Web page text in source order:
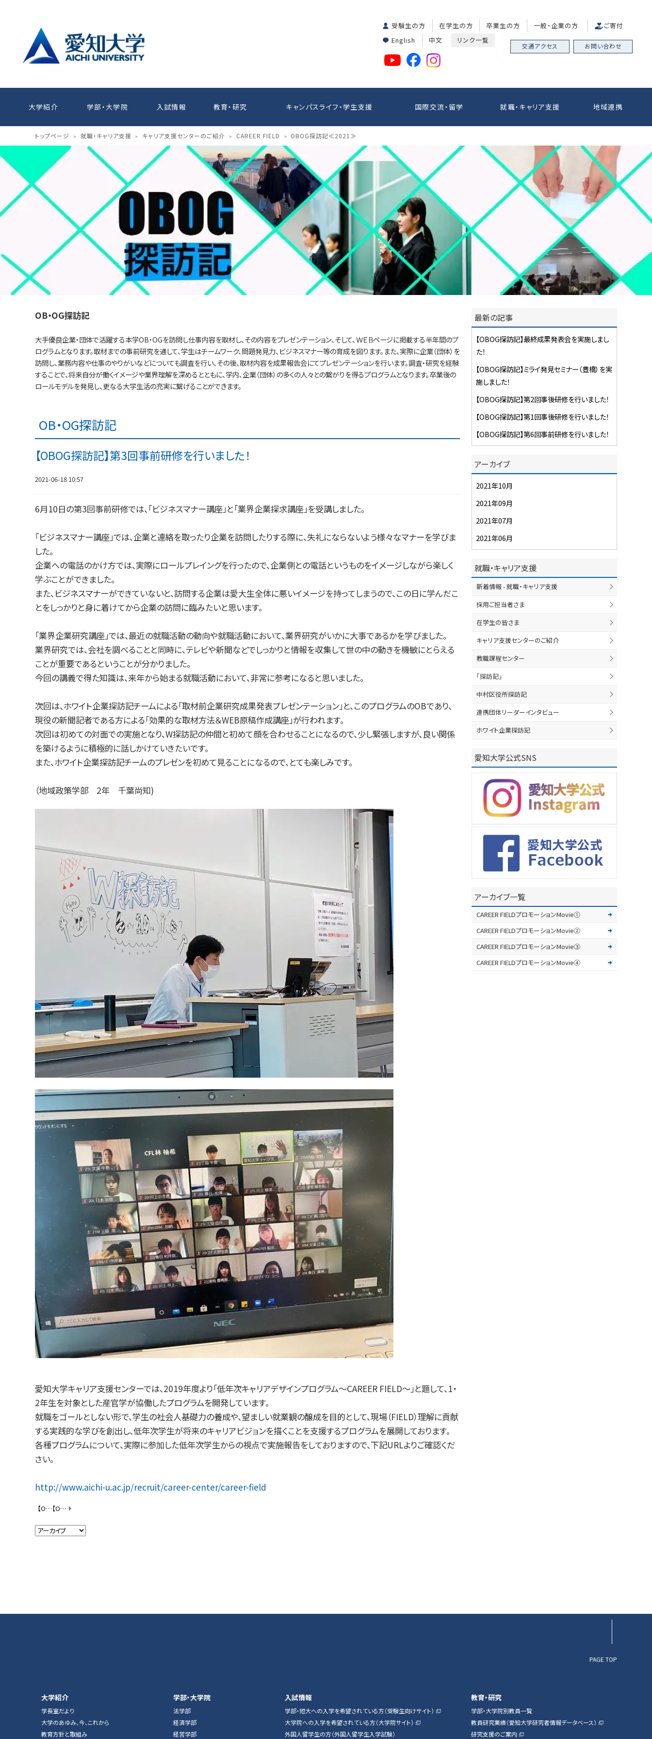
受験生の方 在学生の方 卒業生の方 一般・企業の方
ご寄付
English
中文 リンク一覧
交通アクセス お問い合わせ
大学紹介 学部・大学院 入試情報 教育・研究 キャンパスライフ・学生支援 国際交流・留学 就職・キャリア支援 地域連携
トップページ > 就職・キャリア支援 > キャリア支援センターのご紹介 > CAREER FIELD > OBOG探訪記≪2021≫
OB・OG探訪記
大手優良企業・団体で活躍する本学OB・OGを訪問し仕事内容を取材し、その内容をプレゼンテーション、そして、ＷＥＢページに掲載する半年間のプ
ログラムとなります。取材までの事前研究を通して、学生はチームワーク、問題発見力、ビジネスマナー等の育成を図ります。また、実際に企業（団体）を
訪問し、業務内容や仕事のやりがいなどについても調査を行い、その後、取材内容を成果報告会にてプレゼンテーションを行います。調査・研究を経験
することで、将来自分が働くイメージや業界理解を深めるとともに、学内、企業（団体）の多くの人々との繋がりを得るプログラムとなります。卒業後の
ロールモデルを発見し、更なる大学生活の充実に繋げることができます。
OB・OG探訪記
【OBOG探訪記】第3回事前研修を行いました！
2021-06-18 10:57
6月10日の第3回事前研修では、「ビジネスマナー講座」と「業界企業探求講座」を受講しました。
「ビジネスマナー講座」では、企業と連絡を取ったり企業を訪問したりする際に、失礼にならないよう様々なマナーを学びま
した。
企業への電話のかけ方では、実際にロールプレイングを行ったので、企業側との電話というものをイメージしながら楽しく
学ぶことができました。
また、ビジネスマナーができていないと、訪問する企業は愛大生全体に悪いイメージを持ってしまうので、この日に学んだこ
とをしっかりと身に着けてから企業の訪問に臨みたいと思います。
「業界企業研究講座」では、最近の就職活動の動向や就職活動において、業界研究がいかに大事であるかを学びました。
業界研究では、会社を調べることと同時に、テレビや新聞などでしっかりと情報を収集して世の中の動きを機敏にとらえる
ことが重要であるということが分かりました。
今回の講義で得た知識は、来年から始まる就職活動において、非常に参考になると思いました。
次回は、ホワイト企業探訪記チームによる「取材前企業研究成果発表プレゼンテーション」と、このプログラムのOBであり、
現役の新聞記者である方による「効果的な取材方法＆WEB原稿作成講座」が行われます。
次回は初めての対面での実施となり、W探訪記の仲間と初めて顔を合わせることになるので、少し緊張しますが、良い関係
を築けるように積極的に話しかけていきたいです。
また、ホワイト企業探訪記チームのプレゼンを初めて見ることになるので、とても楽しみです。
（地域政策学部 2年 千葉尚知)
愛知大学キャリア支援センターでは、2019年度より「低年次キャリアデザインプログラム～CAREER FIELD～」と題して、1・
2年生を対象とした産官学が協働したプログラムを開発しています。
就職をゴールとしない形で、学生の社会人基礎力の養成や、望ましい就業観の醸成を目的として、現場（FIELD）理解に貢献
する実践的な学びを創出し、低年次学生が将来のキャリアビジョンを描くことを支援するプログラムを展開しております。
各種プログラムについて、実際に参加した低年次学生からの視点で実施報告をしておりますので、下記URLよりご確認くだ
さい。
http://www.aichi-u.ac.jp/recruit/career-center/career-field
【OBOG探訪記】第2回事前研修を行いました！ 【OBOG探訪記】第4回事前研修を行いました！
最新の記事
【OBOG探訪記】最終成果発表会を実施しまし
た！
【OBOG探訪記】ミライ発見セミナー（豊橋）を実
施しました！
【OBOG探訪記】第2回事後研修を行いました！
【OBOG探訪記】第1回事後研修を行いました！
【OBOG探訪記】第6回事前研修を行いました！
アーカイブ
2021年10月
2021年09月
2021年07月
2021年06月
就職・キャリア支援
新着情報 - 就職・キャリア支援
採用ご担当者さま
在学生の皆さま
キャリア支援センターのご紹介
教職課程センター
「探訪記」
中村区役所探訪記
連携団体リーダーインタビュー
ホワイト企業探訪記
愛知大学公式SNS
アーカイブ一覧
CAREER FIELDプロモーションMovie①
CAREER FIELDプロモーションMovie②
CAREER FIELDプロモーションMovie③
CAREER FIELDプロモーションMovie④
PAGE TOP
大学紹介
学長室だより
大学のあゆみ、今、これから
教育方針と取組み
学部・大学院
法学部
経済学部
経営学部
入試情報
学部・短大への入学を希望されている方（受験生向けサイト）
大学院への入学を希望されている方（大学院サイト）
外国人留学生の方（外国人留学生入学試験）
教育・研究
学部・大学院別教員一覧
教員研究業績（愛知大学研究者情報データベース）
研究支援のご案内